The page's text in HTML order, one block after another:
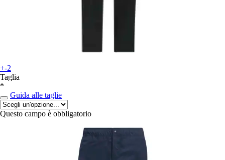
+-2
Taglia
*
Guida alle taglie
Questo campo è obbligatorio